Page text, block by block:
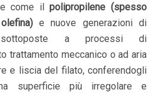
come ilpolipropilene (spesso
e nuove generazioni di
sottoposte a processi di
trattamento meccanico o ad aria
e liscia del filato, conferendogli
superficie più irregolare e